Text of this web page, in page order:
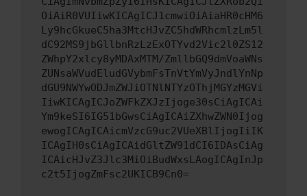
OiAiR0VUIiwKICAgICJ1cmwiOiAiaHR0cHM6
Ly9hcGkueC5ha3MtcHJvZC5hdWRhcmlzLm5l
dC92MS9jbGllbnRzLzExOTYvd2Vic2l0ZS12
ZWhpY2xlcy8yMDAxMTM/ZmllbGQ9dmVoaWNs
ZUNsaWVudEludGVybmFsTnVtYmVyJndlYnNp
dGU9NWYwODJmZWJiOTNlNTYzOThjMGYzMGVi
IiwKICAgICJoZWFkZXJzIjoge30sCiAgICAi
Ym9keSI6IG51bGwsCiAgICAiZXhwZWN0Ijog
ewogICAgICAicmVzcG9uc2VUeXBlIjogIiIK
ICAgIH0sCiAgICAidGltZW91dCI6IDAsCiAg
ICAicHJvZ3Jlc3MiOiBudWxsLAogICAgInJp
c2t5IjogZmFsc2UKICB9Cn0=